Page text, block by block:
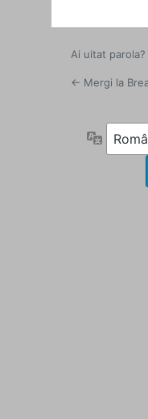
Ai uitat parola?
← Mergi la
Limbă